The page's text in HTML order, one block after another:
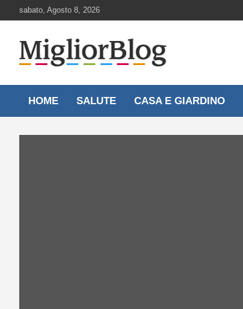
to
sabato, Agosto 8, 2026
MigliorBlog.it
HOME SALUTE CASA E GIARDINO